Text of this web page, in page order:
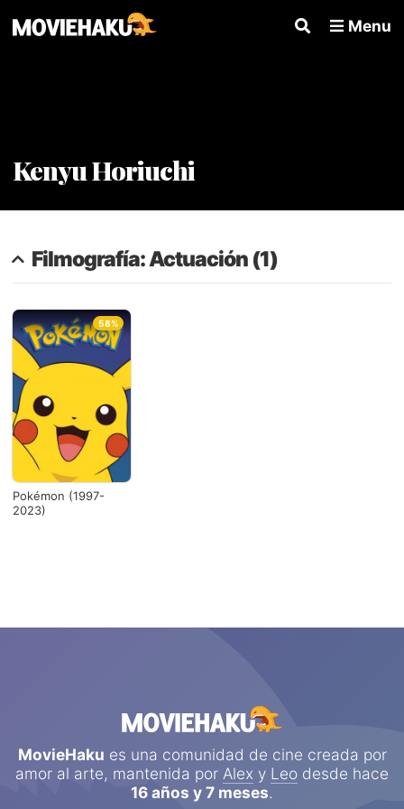
Menu
Kenyu Horiuchi
Filmografía: Actuación (1)
Pokémon (1997-
2023)
58%
MovieHaku es una comunidad de cine creada por
amor al arte, mantenida por Alex y Leo desde hace
16 años y 7 meses.